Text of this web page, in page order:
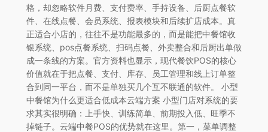
格，却忽略软件月费、支付费率、手持设备、后厨点餐软
件、在线点餐、会员系统、报表模块和后续扩店成本。真
正适合小店的，往往不是功能最多的，而是能把中餐馆收
银系统、pos点餐系统、扫码点餐、外卖整合和后厨出单做
成一条线的方案。官方资料也显示，现代餐饮POS的核心
价值就在于把点餐、支付、库存、员工管理和线上订单整
合到同一平台，而不是单独买几个互不联通的软件。 小型
中餐馆为什么更适合低成本云端方案 小型门店对系统的要
求其实很明确：上手快、训练简单、前期投入低、旺季不
掉链子。云端中餐POS的优势就在这里。第一，菜单调整